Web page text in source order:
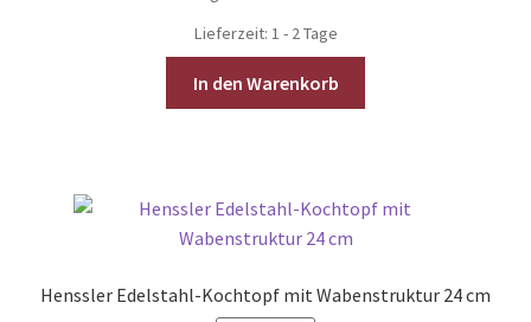
Lieferzeit: 1 - 2 Tage
In den Warenkorb
Henssler Edelstahl-Kochtopf mit Wabenstruktur 24 cm